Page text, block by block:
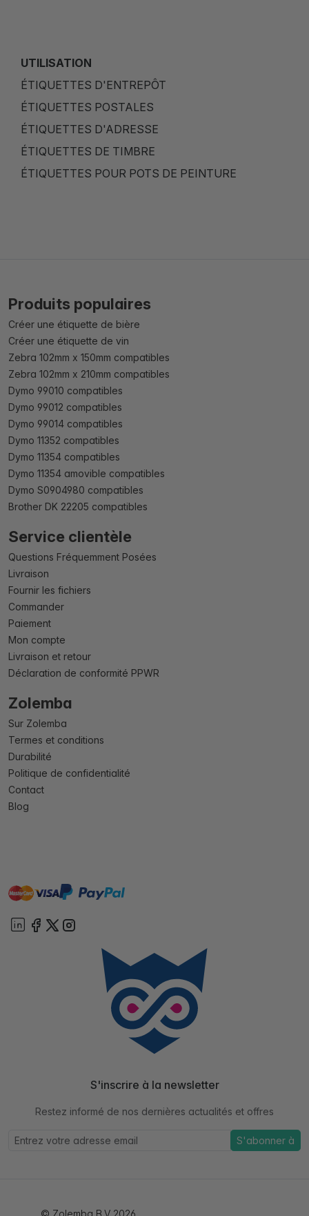
UTILISATION
ÉTIQUETTES D'ENTREPÔT
ÉTIQUETTES POSTALES
ÉTIQUETTES D'ADRESSE
ÉTIQUETTES DE TIMBRE
ÉTIQUETTES POUR POTS DE PEINTURE
Produits populaires
Créer une étiquette de bière
Créer une étiquette de vin
Zebra 102mm x 150mm compatibles
Zebra 102mm x 210mm compatibles
Dymo 99010 compatibles
Dymo 99012 compatibles
Dymo 99014 compatibles
Dymo 11352 compatibles
Dymo 11354 compatibles
Dymo 11354 amovible compatibles
Dymo S0904980 compatibles
Brother DK 22205 compatibles
Service clientèle
Questions Fréquemment Posées
Livraison
Fournir les fichiers
Commander
Paiement
Mon compte
Livraison et retour
Déclaration de conformité PPWR
Zolemba
Sur Zolemba
Termes et conditions
Durabilité
Politique de confidentialité
Contact
Blog
mastervisa paypal
S'inscrire à la newsletter
Restez informé de nos dernières actualités et offres
S'abonner à
© Zolemba B.V 2026